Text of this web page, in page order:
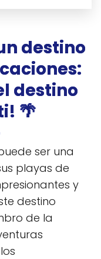
destino
destino
🌴
ser una
playas de
y
destino
de la